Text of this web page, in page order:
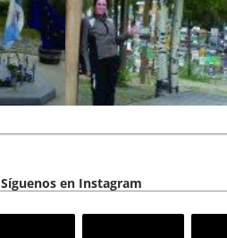
Síguenos en Instagram